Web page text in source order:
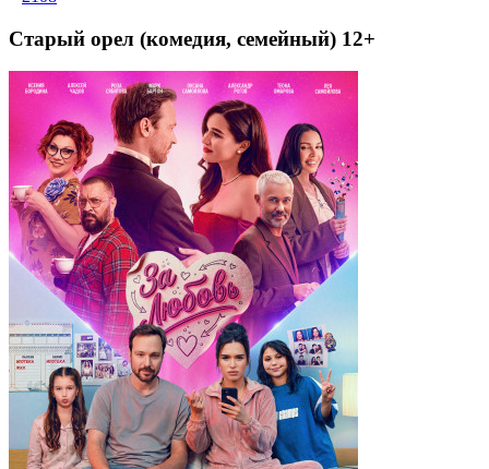
Старый орел (комедия, семейный) 12+